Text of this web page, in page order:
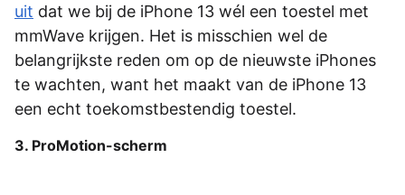
uit dat we bij de iPhone 13 wél een toestel met
mmWave krijgen. Het is misschien wel de
belangrijkste reden om op de nieuwste iPhones
te wachten, want het maakt van de iPhone 13
een echt toekomstbestendig toestel.
3. ProMotion-scherm